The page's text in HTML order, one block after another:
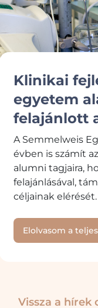
Klinikai
egyetem
felajánlott
A Semmelweis
évben is számít
alumni tagjaira,
felajánlásával,
céljainak elérését.
Elolvasom a
Vissza a hírek